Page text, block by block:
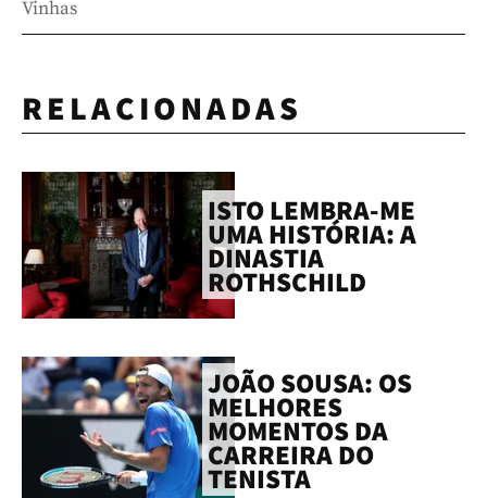
Vinhas
RELACIONADAS
ISTO LEMBRA-ME
UMA HISTÓRIA: A
DINASTIA
ROTHSCHILD
JOÃO SOUSA: OS
MELHORES
MOMENTOS DA
CARREIRA DO
TENISTA